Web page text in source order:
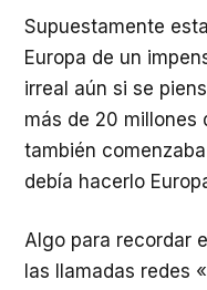
Supuestamente
Europa de un
irreal aún si se
más de 20 millones
también
debía hacerlo
Algo para recordar
las llamadas redes